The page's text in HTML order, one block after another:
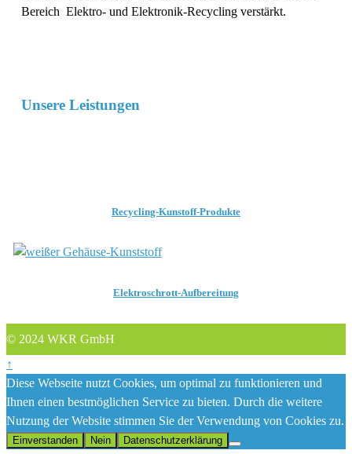
Bereich Elektro- und Elektronik-Recycling verstärkt.
Unsere Leistungen
Recycling-Kunstoff-Produkte
Elektroschrott-Aufbereitung
© 2024 WKR GmbH
↑
Diese Webseite nutzt Cookies, um optimal zu funktionieren und
Ihnen einen bestmöglichen Service zu bieten. Durch die weitere
Nutzung der Website stimmen Sie der Verwendung von Cookies zu.
Einverstanden Nein Datenschutzerklärung